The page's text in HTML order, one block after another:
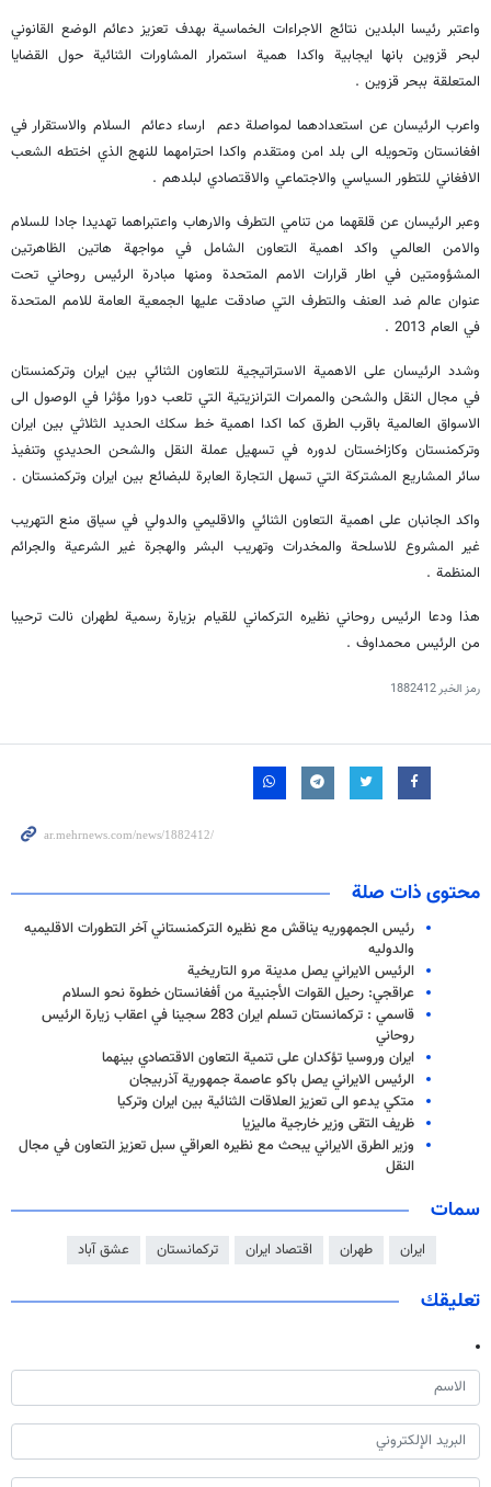
واعتبر رئيسا البلدين نتائج الاجراءات الخماسية بهدف تعزيز دعائم الوضع القانوني
لبحر قزوين بانها ايجابية واكدا همية استمرار المشاورات الثنائية حول القضايا
المتعلقة ببحر قزوين .
واعرب الرئيسان عن استعدادهما لمواصلة دعم ارساء دعائم السلام والاستقرار في
افغانستان وتحويله الى بلد امن ومتقدم واكدا احترامهما للنهج الذي اختطه الشعب
الافغاني للتطور السياسي والاجتماعي والاقتصادي لبلدهم .
وعبر الرئيسان عن قلقهما من تنامي التطرف والارهاب واعتبراهما تهديدا جادا للسلام
والامن العالمي واكد اهمية التعاون الشامل في مواجهة هاتين الظاهرتين
المشؤومتين في اطار قرارات الامم المتحدة ومنها مبادرة الرئيس روحاني تحت
عنوان عالم ضد العنف والتطرف التي صادقت عليها الجمعية العامة للامم المتحدة
في العام 2013 .
وشدد الرئيسان على الاهمية الاستراتيجية للتعاون الثنائي بين ايران وتركمنستان
في مجال النقل والشحن والممرات الترانزيتية التي تلعب دورا مؤثرا في الوصول الى
الاسواق العالمية باقرب الطرق كما اكدا اهمية خط سكك الحديد الثلاثي بين ايران
وتركمنستان وكازاخستان لدوره في تسهيل عملة النقل والشحن الحديدي وتنفيذ
سائر المشاريع المشتركة التي تسهل التجارة العابرة للبضائع بين ايران وتركمنستان .
واكد الجانبان على اهمية التعاون الثنائي والاقليمي والدولي في سياق منع التهريب
غير المشروع للاسلحة والمخدرات وتهريب البشر والهجرة غير الشرعية والجرائم
المنظمة .
هذا ودعا الرئيس روحاني نظيره التركماني للقيام بزيارة رسمية لطهران نالت ترحيبا
من الرئيس محمداوف .
رمز الخبر1882412
محتوى ذات صلة
رئيس الجمهوريه يناقش مع نظيره التركمنستاني آخر التطورات الاقليميه
والدوليه
الرئيس الايراني يصل مدينة مرو التاريخية
عراقجي: رحيل القوات الأجنبية من أفغانستان خطوة نحو السلام
قاسمي : تركمانستان تسلم ايران 283 سجينا في اعقاب زيارة الرئيس
روحاني
ايران وروسيا تؤكدان على تنمية التعاون الاقتصادي بينهما
الرئيس الايراني يصل باكو عاصمة جمهورية آذربيجان
متكي يدعو الى تعزيز العلاقات الثنائية بين ايران وتركيا
ظريف التقى وزير خارجية ماليزيا
وزير الطرق الايراني يبحث مع نظيره العراقي سبل تعزيز التعاون في مجال
النقل
سمات
ايران طهران اقتصاد ايران تركمانستان عشق آباد
تعليقك